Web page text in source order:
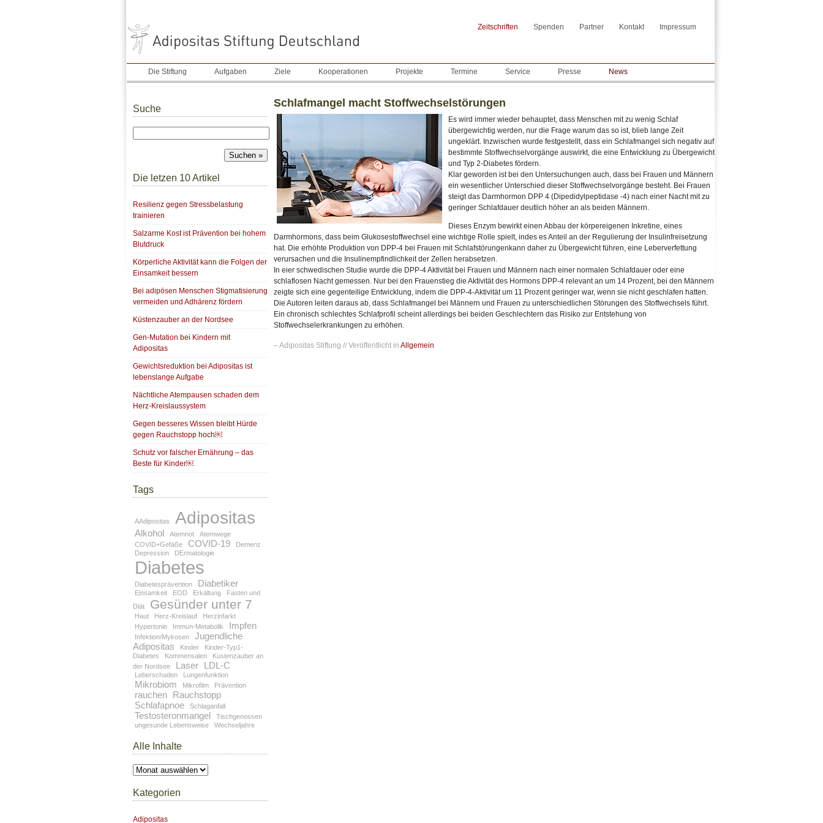
Zeitschriften Spenden Partner Kontakt Impressum
Die Stiftung Aufgaben Ziele Kooperationen Projekte Termine Service Presse News
Suche
Die letzen 10 Artikel
Resilienz gegen Stressbelastung
trainieren
Salzarme Kost ist Prävention bei hohem
Blutdruck
Körperliche Aktivität kann die Folgen der
Einsamkeit bessern
Bei adipösen Menschen Stigmatisierung
vermeiden und Adhärenz fördern
Küstenzauber an der Nordsee
Gen-Mutation bei Kindern mit
Adipositas
Gewichtsreduktion bei Adipositas ist
lebenslange Aufgabe
Nächtliche Atempausen schaden dem
Herz-Kreislaussystem
Gegen besseres Wissen bleibt Hürde
gegen Rauchstopp hoch￼
Schutz vor falscher Ernährung – das
Beste für Kinder￼
Tags
AAdipositas Adipositas
Alkohol Atemnot
Atemwege
COVID+Gefäße
COVID-19
Demenz
Depression
DErmatologie
Diabetes
Diabetesprävention Diabetiker
Einsamkeit EOD Erkältung
Fasten und
Diät
Gesünder unter 7
Haut Herz-Kreislauf
Herzinfarkt
Hypertonie
Immun-Metabolik Impfen
Infektion/Mykosen
Jugendliche
Adipositas
Kinder
Kinder-Typ1-
Diabetes
Kommensalen
Küstenzauber an
der Nordsee
Laser LDL-C
Leberschaden Lungenfunktion
Mikrobiom Mikrofilm Prävention
rauchen Rauchstopp
Schlafapnoe
Schlaganfall
Testosteronmangel
Tischgenossen
ungesunde Lebensweise
Wechseljahre
Alle Inhalte
Alle
Inhalte
Kategorien
Adipositas
Schlafmangel macht Stoffwechselstörungen
Es wird immer wieder behauptet, dass Menschen mit zu wenig Schlaf
übergewichtig werden, nur die Frage warum das so ist, blieb lange Zeit
ungeklärt. Inzwischen wurde festgestellt, dass ein Schlafmangel sich negativ auf
bestimmte Stoffwechselvorgänge auswirkt, die eine Entwicklung zu Übergewicht
und Typ 2-Diabetes fördern.
Klar geworden ist bei den Untersuchungen auch, dass bei Frauen und Männern
ein wesentlicher Unterschied dieser Stoffwechselvorgänge besteht. Bei Frauen
steigt das Darmhormon DPP 4 (Dipedidylpeptidase -4) nach einer Nacht mit zu
geringer Schlafdauer deutlich höher an als beiden Männern.
Dieses Enzym bewirkt einen Abbau der körpereigenen Inkretine, eines
Darmhormons, dass beim Glukosestoffwechsel eine wichtige Rolle spielt, indes es Anteil an der Regulierung der Insulinfreisetzung
hat. Die erhöhte Produktion von DPP-4 bei Frauen mit Schlafstörungenkann daher zu Übergewicht führen, eine Leberverfettung
verursachen und die Insulinempfindlichkeit der Zellen herabsetzen.
In eier schwedischen Studie wurde die DPP-4 Aktivität bei Frauen und Männern nach einer normalen Schlafdauer oder eine
schlaflosen Nacht gemessen. Nur bei den Frauenstieg die Aktivität des Hormons DPP-4 relevant an um 14 Prozent, bei den Männern
zeigte sich eine gegenteilige Entwicklung, indem die DPP-4-Aktivität um 11 Prozent geringer war, wenn sie nicht geschlafen hatten.
Die Autoren leiten daraus ab, dass Schlafmangel bei Männern und Frauen zu unterschiedlichen Störungen des Stoffwechsels führt.
Ein chronisch schlechtes Schlafprofil scheint allerdings bei beiden Geschlechtern das Risiko zur Entstehung von
Stoffwechselerkrankungen zu erhöhen.
– Adipositas Stiftung // Veröffentlicht in Allgemein